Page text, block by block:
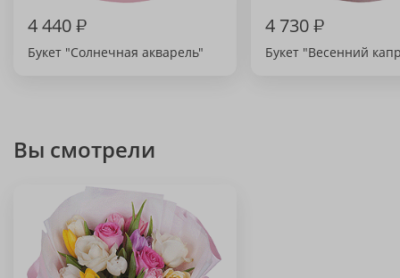
4 440₽
Букет "Солнечная акварель"
4 730₽
Букет "Весенний
Вы смотрели